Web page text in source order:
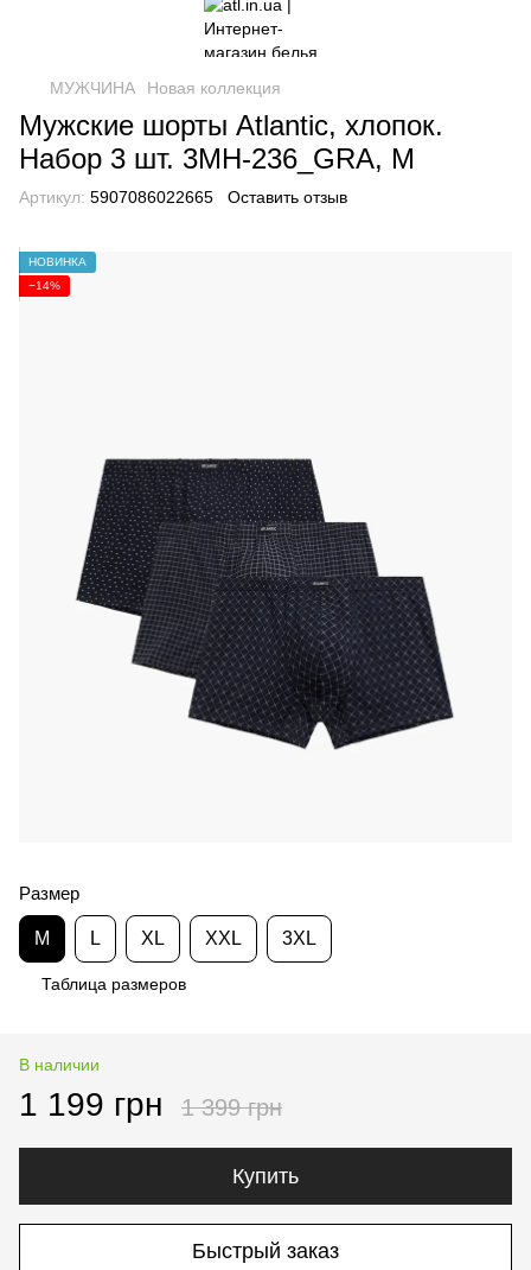
МУЖЧИНА Новая коллекция
Мужские шорты Atlantic, хлопок.
Набор 3 шт. 3MH-236_GRA, M
Артикул: 5907086022665 Оставить отзыв
НОВИНКА
−14%
Размер
M L XL XXL 3XL
Таблица размеров
В наличии
1 199 грн 1 399 грн
Купить
Быстрый заказ